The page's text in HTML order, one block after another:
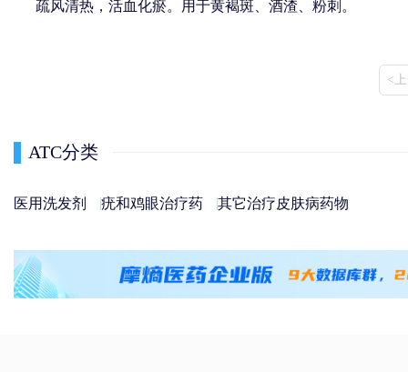
疏风清热，活血化瘀。用于黄褐斑、酒渣、粉刺。
<
ATC分类
医用洗发剂 疣和鸡眼治疗药 其它治疗皮肤病药物